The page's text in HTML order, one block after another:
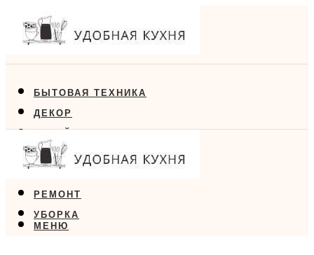
БЫТОВАЯ ТЕХНИКА
ДЕКОР
ДИЗАЙН
ЕДА
РЕМОНТ
УБОРКА
МЕНЮ